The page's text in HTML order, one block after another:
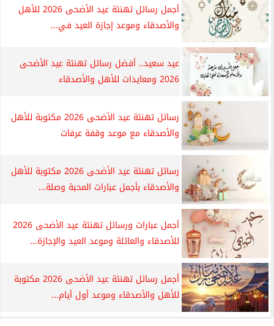
أجمل رسائل تهنئة عيد الأضحى 2026 للأهل
والأصدقاء وموعد إجازة العيد في...
عيد سعيد.. أفضل رسائل تهنئة عيد الأضحى
2026 ومعايدات للأهل والأصدقاء
رسائل تهنئة عيد الأضحى 2026 مكتوبة للأهل
والأصدقاء مع موعد وقفة عرفات
رسائل تهنئة عيد الأضحى 2026 مكتوبة للأهل
والأصدقاء بأجمل عبارات المحبة وصلة...
أجمل عبارات ورسائل تهنئة عيد الأضحى 2026
للأصدقاء والعائلة وموعد العيد والإجازة...
أجمل رسائل تهنئة عيد الأضحى 2026 مكتوبة
للأهل والأصدقاء وموعد أول أيام...